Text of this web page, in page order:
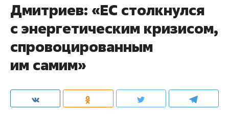
Дмитриев: «ЕС столкнулся
с энергетическим кризисом,
спровоцированным
им самим»